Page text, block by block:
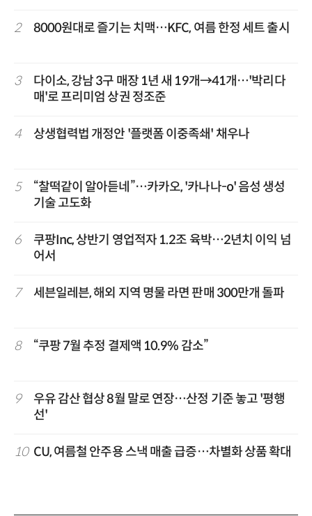
2 8000원대로 즐기는 치맥…KFC, 여름 한정 세트 출시
3
다이소, 강남 3구 매장 1년 새 19개→41개…'박리다
매'로 프리미엄 상권 정조준
4 상생협력법 개정안 '플랫폼 이중족쇄' 채우나
5
“찰떡같이 알아듣네”…카카오, '카나나-o' 음성 생성
기술 고도화
6
쿠팡Inc, 상반기 영업적자 1.2조 육박…2년치 이익 넘
어서
7 세븐일레븐, 해외 지역 명물 라면 판매 300만개 돌파
8 “쿠팡 7월 추정 결제액 10.9% 감소”
9
우유 감산 협상 8월 말로 연장…산정 기준 놓고 '평행
선'
10 CU, 여름철 안주용 스낵 매출 급증…차별화 상품 확대